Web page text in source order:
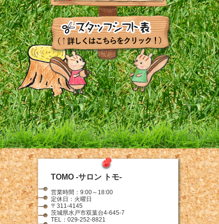
TOMO -サロン トモ-
営業時間：9:00～18:00
定休日：火曜日
〒311-4145
茨城県水戸市双葉台4-645-7
TEL：029-252-8821